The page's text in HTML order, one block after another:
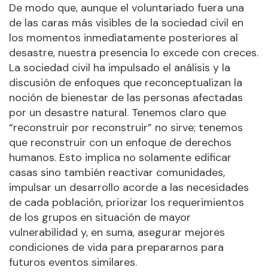
De modo que, aunque el voluntariado fuera una
de las caras más visibles de la sociedad civil en
los momentos inmediatamente posteriores al
desastre, nuestra presencia lo excede con creces.
La sociedad civil ha impulsado el análisis y la
discusión de enfoques que reconceptualizan la
noción de bienestar de las personas afectadas
por un desastre natural. Tenemos claro que
“reconstruir por reconstruir” no sirve; tenemos
que reconstruir con un enfoque de derechos
humanos. Esto implica no solamente edificar
casas sino también reactivar comunidades,
impulsar un desarrollo acorde a las necesidades
de cada población, priorizar los requerimientos
de los grupos en situación de mayor
vulnerabilidad y, en suma, asegurar mejores
condiciones de vida para prepararnos para
futuros eventos similares.